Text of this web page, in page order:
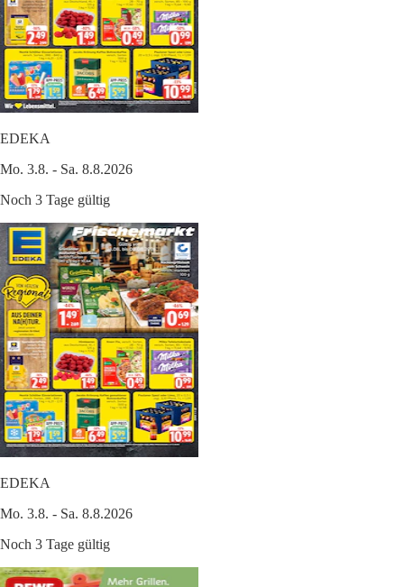
EDEKA
Mo. 3.8. - Sa. 8.8.2026
Noch 3 Tage gültig
EDEKA
Mo. 3.8. - Sa. 8.8.2026
Noch 3 Tage gültig